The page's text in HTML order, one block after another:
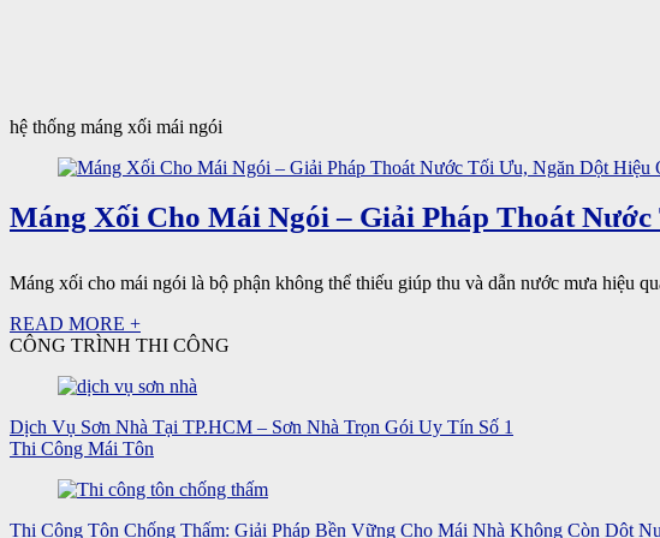
hệ thống máng xối mái ngói
Máng Xối Cho Mái Ngói – Giải Pháp Thoát
Máng xối cho mái ngói là bộ phận không thể thiếu giúp thu và dẫn nước mưa hiệu
READ MORE +
CÔNG TRÌNH THI CÔNG
Dịch Vụ Sơn Nhà Tại TP.HCM – Sơn Nhà Trọn Gói Uy Tín Số 1
Thi Công Mái Tôn
Thi Công Tôn Chống Thấm: Giải Pháp Bền Vững Cho Mái Nhà Không Còn Dột